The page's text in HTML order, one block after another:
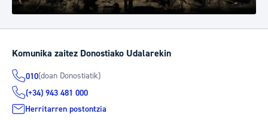
Komunika zaitez Donostiako Udalarekin
010(doan Donostiatik)
(+34) 943 481 000
Herritarren postontzia